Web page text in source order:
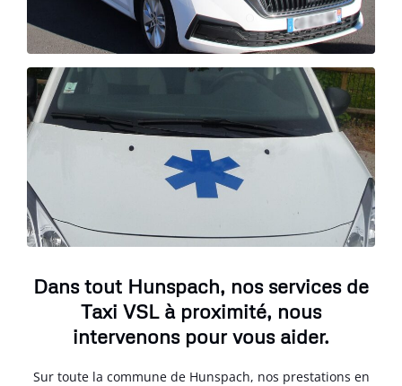
Dans tout Hunspach, nos services de
Taxi VSL à proximité, nous
intervenons pour vous aider.
Sur toute la commune de Hunspach, nos prestations en